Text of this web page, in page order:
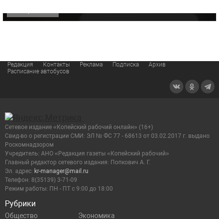
Редакция Контакты Реклама Подписка
Архив
Расписание автобусов
Рубрики
Общество Экономика
Сетевое издание «Копейский рабочий онлайн» (16+)
Cвид-во о регистрации СМИ: ЭЛ № ФС 77 - 68613 от 03.02.2017 г. выдано
Роскомнадзором
Учредитель: АНО «Редакция газеты «Копейский рабочий»
Главный редактор сетевого издания: Попкович А. Г.
Эл. адрес: kr-manager@mail.ru
Телефон: 8(35139) 3-71-09
Режим работы: ПН - ПТ с 9:00 до 18:00